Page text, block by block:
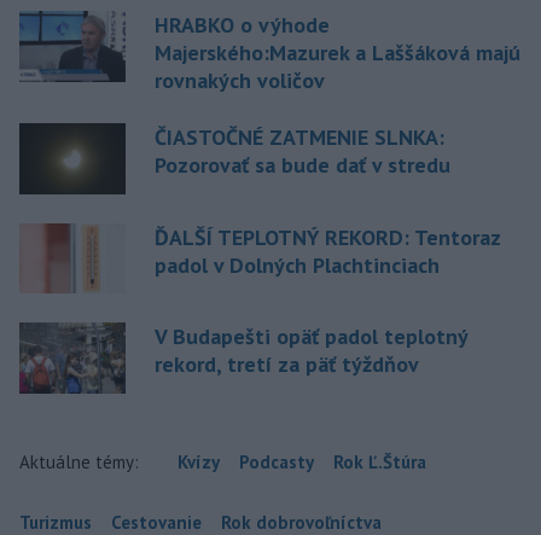
HRABKO o výhode
Majerského:Mazurek a Laššáková majú
rovnakých voličov
ČIASTOČNÉ ZATMENIE SLNKA:
Pozorovať sa bude dať v stredu
ĎALŠÍ TEPLOTNÝ REKORD: Tentoraz
padol v Dolných Plachtinciach
V Budapešti opäť padol teplotný
rekord, tretí za päť týždňov
Aktuálne témy: Kvízy Podcasty Rok Ľ.Štúra
Turizmus Cestovanie Rok dobrovoľníctva